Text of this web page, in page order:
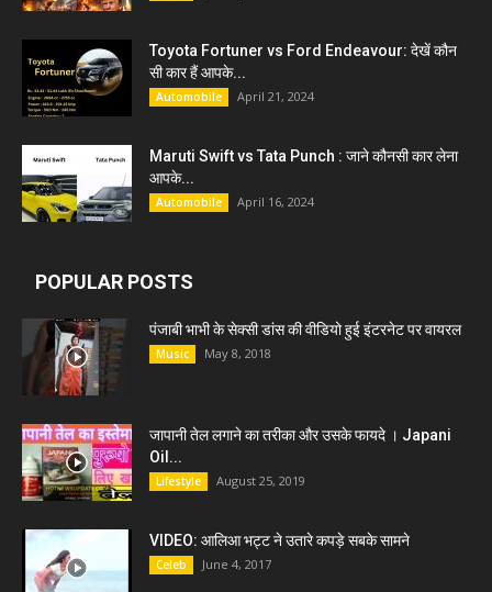
Toyota Fortuner vs Ford Endeavour: देखें कौन
सी कार हैं आपके...
Automobile April 21, 2024
Maruti Swift vs Tata Punch : जाने कौनसी कार लेना
आपके...
Automobile April 16, 2024
POPULAR POSTS
पंजाबी भाभी के सेक्सी डांस की वीडियो हुई इंटरनेट पर वायरल
Music May 8, 2018
जापानी तेल लगाने का तरीका और उसके फायदे । Japani
Oil...
Lifestyle August 25, 2019
VIDEO: आलिआ भट्ट ने उतारे कपड़े सबके सामने
Celeb June 4, 2017